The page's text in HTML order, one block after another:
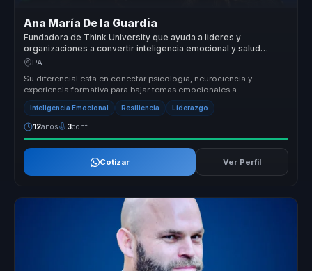
Ana María De la Guardia
Fundadora de Think University que ayuda a lideres y
organizaciones a convertir inteligencia emocional y salud
mental en resiliencia, bienestar y liderazgo.
PA
Su diferencial esta en conectar psicologia, neurociencia y
experiencia formativa para bajar temas emocionales a
aprendizajes utiles para ...
Inteligencia Emocional Resiliencia Liderazgo
12años 3conf.
Cotizar Ver Perfil